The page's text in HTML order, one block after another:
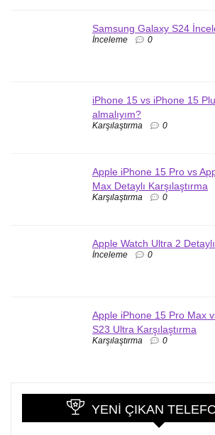
Samsung Galaxy S24
İnceleme 0
iPhone 15 vs iPhone 15
almalıyım?
Karşılaştırma 0
Apple iPhone 15 Pro vs
Max Detaylı Karşılaştırma
Karşılaştırma 0
Apple Watch Ultra 2
İnceleme 0
Apple iPhone 15 Pro Max
S23 Ultra Karşılaştırma
Karşılaştırma 0
YENI ÇIKAN